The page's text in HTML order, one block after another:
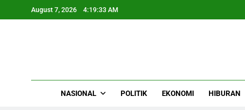
August 7, 2026 4:19:33 AM
NASIONAL POLITIK EKONOMI HIBURAN